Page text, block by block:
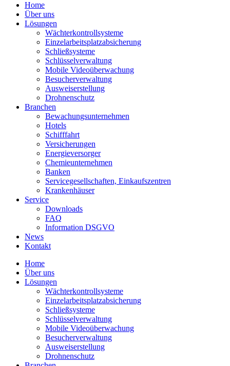
Home
Über uns
Lösungen
Wächterkontrollsysteme
Einzelarbeitsplatzabsicherung
Schließsysteme
Schlüsselverwaltung
Mobile Videoüberwachung
Besucherverwaltung
Ausweiserstellung
Drohnenschutz
Branchen
Bewachungsunternehmen
Hotels
Schifffahrt
Versicherungen
Energieversorger
Chemieunternehmen
Banken
Servicegesellschaften, Einkaufszentren
Krankenhäuser
Service
Downloads
FAQ
Information DSGVO
News
Kontakt
Home
Über uns
Lösungen
Wächterkontrollsysteme
Einzelarbeitsplatzabsicherung
Schließsysteme
Schlüsselverwaltung
Mobile Videoüberwachung
Besucherverwaltung
Ausweiserstellung
Drohnenschutz